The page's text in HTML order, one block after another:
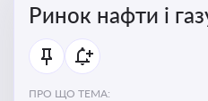
Ринок нафти і
ПРО ЩО ТЕМА: